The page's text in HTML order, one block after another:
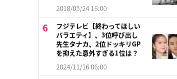
2018/05/24 16:00
フジテレビ【終わってほしい
バラエティ】、3位呼び出し
先生タナカ、2位ドッキリGP
を抑えた意外すぎる1位は？
2024/11/16 06:00